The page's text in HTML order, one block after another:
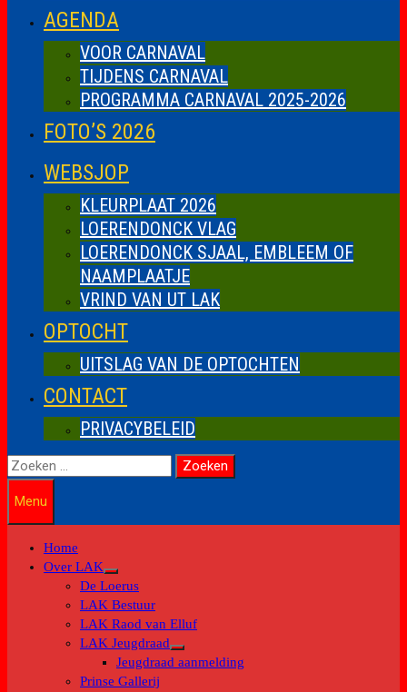
AGENDA
VOOR CARNAVAL
TIJDENS CARNAVAL
PROGRAMMA CARNAVAL 2025-2026
FOTO’S 2026
WEBSJOP
KLEURPLAAT 2026
LOERENDONCK VLAG
LOERENDONCK SJAAL, EMBLEEM OF
NAAMPLAATJE
VRIND VAN UT LAK
OPTOCHT
UITSLAG VAN DE OPTOCHTEN
CONTACT
PRIVACYBELEID
Zoeken
naar:
Menu
Home
Over LAK
Toon
submenu
De Loerus
LAK Bestuur
LAK Raod van Elluf
LAK Jeugdraad
Toon
Jeugdraad aanmelding
Prinse Gallerij